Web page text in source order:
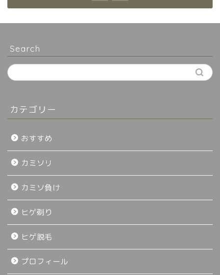
Search
カテゴリー
おすすめ
カミソリ
カミソ負け
ヒゲ剃り
ヒゲ脱毛
プロフィール